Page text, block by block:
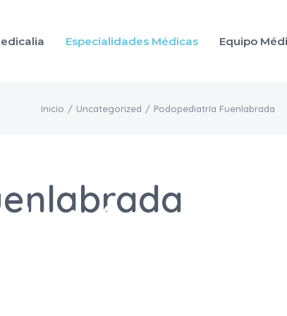
Especialidades Médicas Equipo
Inicio / Uncategorized / Podopediatría Fuenlabrada
en